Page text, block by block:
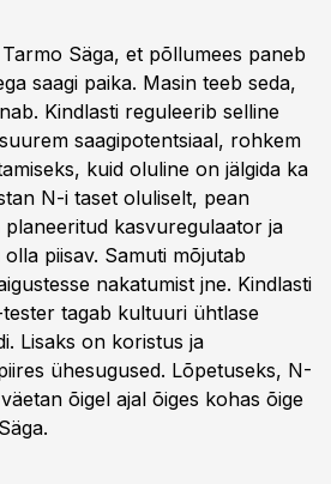
Säga, et põllumees paneb
saagi paika. Masin teeb seda,
Kindlasti reguleerib selline
saagipotentsiaal, rohkem
kuid oluline on jälgida ka
N-i taset oluliselt, pean
kasvuregulaator ja
piisav. Samuti mõjutab
nakatumist jne. Kindlasti
tagab kultuuri ühtlase
Lisaks on koristus ja
ühesugused. Lõpetuseks, N-
õigel ajal õiges kohas õige